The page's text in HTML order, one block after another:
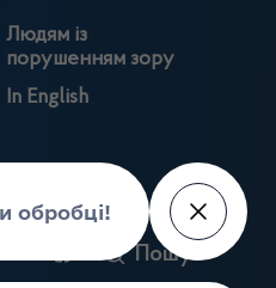
Людям із
порушенням зору
In English
Пошук